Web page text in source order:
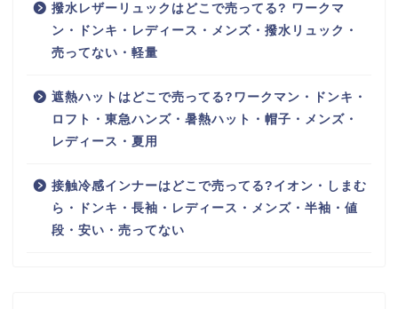
撥水レザーリュックはどこで売ってる? ワークマ
ン・ドンキ・レディース・メンズ・撥水リュック・
売ってない・軽量
遮熱ハットはどこで売ってる?ワークマン・ドンキ・
ロフト・東急ハンズ・暑熱ハット・帽子・メンズ・
レディース・夏用
接触冷感インナーはどこで売ってる?イオン・しまむ
ら・ドンキ・長袖・レディース・メンズ・半袖・値
段・安い・売ってない